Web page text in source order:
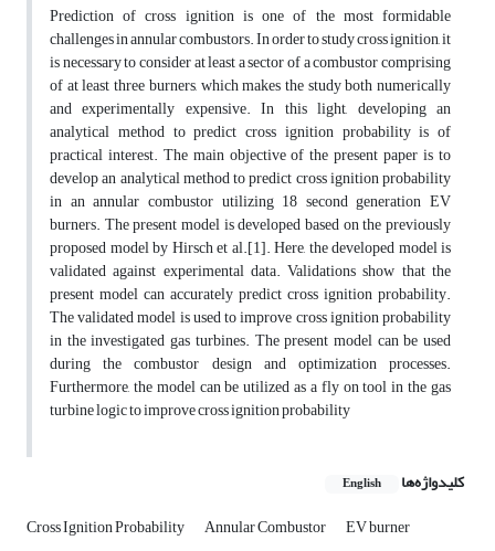
Prediction of cross ignition is one of the most formidable
challenges in annular combustors. In order to study cross ignition, it
is necessary to consider at least a sector of a combustor comprising
of at least three burners, which makes the study both numerically
and experimentally expensive. In this light, developing an
analytical method to predict cross ignition probability is of
practical interest. The main objective of the present paper is to
develop an analytical method to predict cross ignition probability
in an annular combustor utilizing 18 second generation EV
burners. The present model is developed based on the previously
proposed model by Hirsch et al.[1]. Here, the developed model is
validated against experimental data. Validations show that the
present model can accurately predict cross ignition probability.
The validated model is used to improve cross ignition probability
in the investigated gas turbines. The present model can be used
during the combustor design and optimization processes.
Furthermore, the model can be utilized as a fly on tool in the gas
turbine logic to improve cross ignition probability
کلیدواژه‌ها English
Cross Ignition Probability Annular Combustor EV burner